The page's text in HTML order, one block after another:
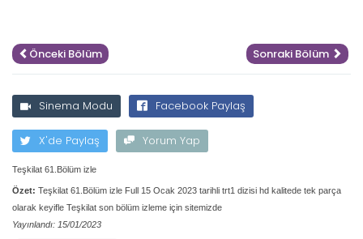
Önceki Bölüm Sonraki Bölüm
Sinema Modu Facebook Paylaş
X'de Paylaş Yorum Yap
Teşkilat 61.Bölüm izle
Özet: Teşkilat 61.Bölüm izle Full 15 Ocak 2023 tarihli trt1 dizisi hd kalitede tek parça
olarak keyifle Teşkilat son bölüm izleme için sitemizde
Yayınlandı: 15/01/2023